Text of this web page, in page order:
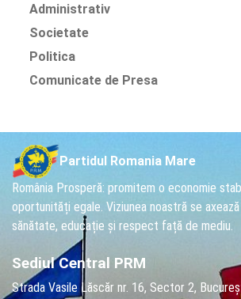
Administrativ
Societate
Politica
Comunicate de Presa
Partidul Romania Mare
România Prosperă: promitem o economie
oportunități egale. Viziunea noastră se
sănătate, educație și respect față de mediu.
Sediul Central PRM
Strada Vasile Lăscăr nr. 16, Sector 2,